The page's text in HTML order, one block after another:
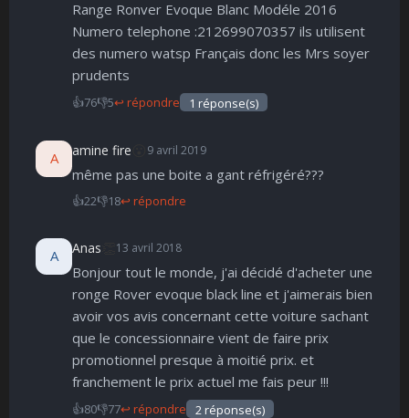
Range Ronver Evoque Blanc Modéle 2016
Numero telephone :212699070357 ils utilisent
des numero watsp Français donc les Mrs soyer
prudents
👍76👎5↩ répondre 1 réponse(s)
A amine fire 9 avril 2019
même pas une boite a gant réfrigéré???
👍22👎18↩ répondre
A Anas 13 avril 2018
Bonjour tout le monde, j'ai décidé d'acheter une
ronge Rover evoque black line et j'aimerais bien
avoir vos avis concernant cette voiture sachant
que le concessionnaire vient de faire prix
promotionnel presque à moitié prix. et
franchement le prix actuel me fais peur !!!
👍80👎77↩ répondre 2 réponse(s)